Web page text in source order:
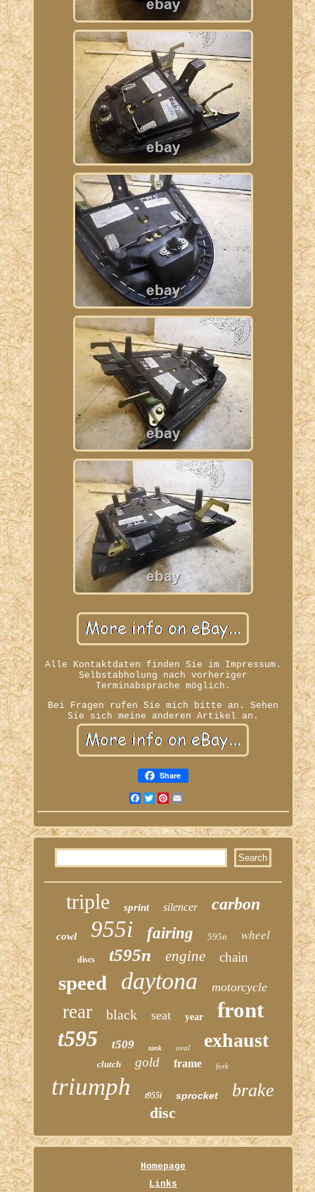
Alle Kontaktdaten finden Sie im Impressum.
Selbstabholung nach vorheriger
Terminabsprache möglich.
Bei Fragen rufen Sie mich bitte an. Sehen
Sie sich meine anderen Artikel an.
Share
Facebook
TwitterPinterest
triple sprint silencer carbon
cowl 955i fairing 595n wheel
discs t595n engine chain
speed daytona motorcycle
rear black seat year front
t595 t509 tank oval exhaust
clutch gold frame fork
triumph t955i sprocket brake
disc
Homepage
Links